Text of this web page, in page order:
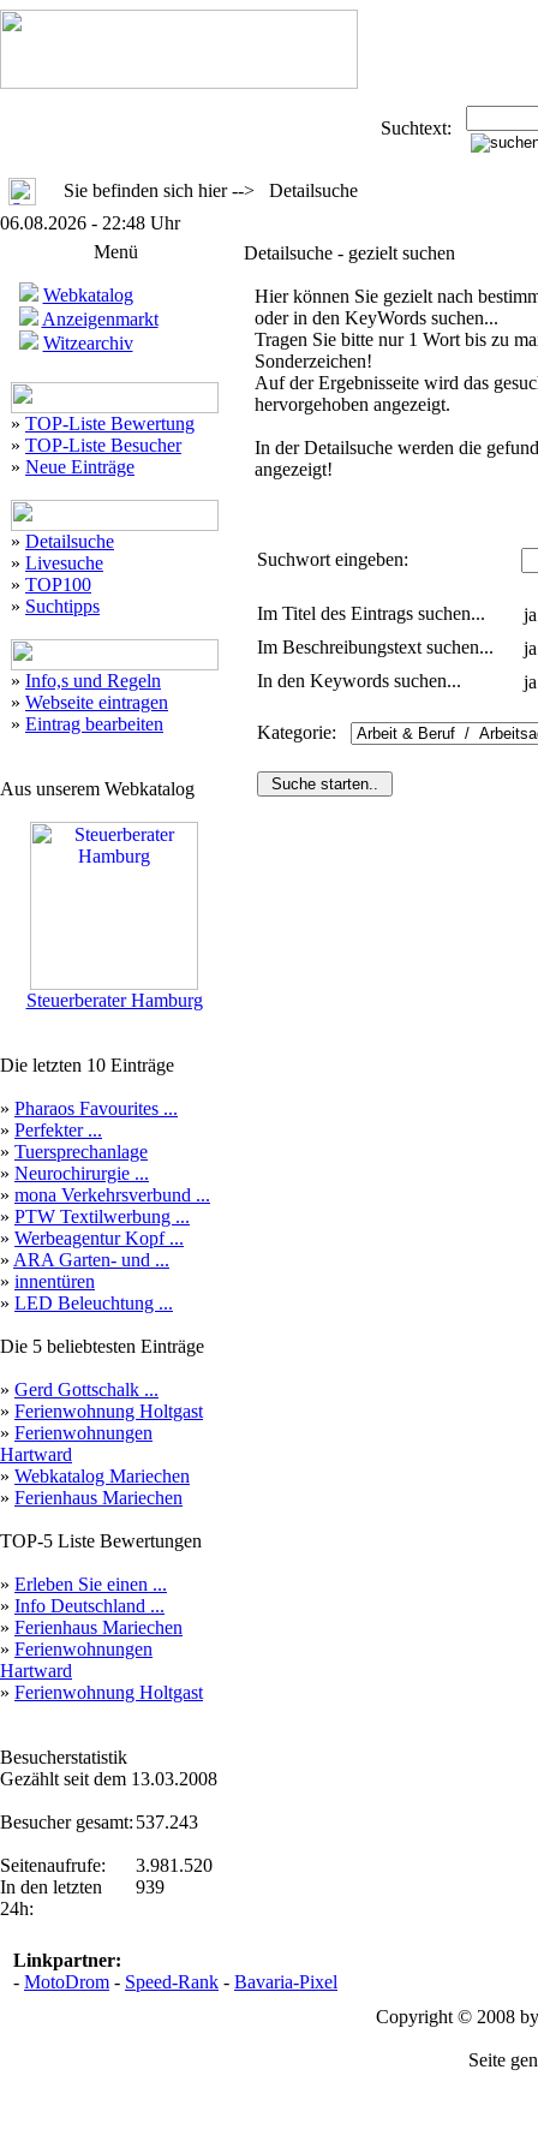
Suchtext:
Sie befinden sich hier --> Detailsuche
06.08.2026 - 22:48 Uhr
Menü
Webkatalog
Anzeigenmarkt
Witzearchiv
» TOP-Liste Bewertung
» TOP-Liste Besucher
» Neue Einträge
» Detailsuche
» Livesuche
» TOP100
» Suchtipps
» Info,s und Regeln
» Webseite eintragen
» Eintrag bearbeiten
Aus unserem Webkatalog
Steuerberater Hamburg
Die letzten 10 Einträge
» Pharaos Favourites ...
» Perfekter ...
» Tuersprechanlage
» Neurochirurgie ...
» mona Verkehrsverbund ...
» PTW Textilwerbung ...
» Werbeagentur Kopf ...
» ARA Garten- und ...
» innentüren
» LED Beleuchtung ...
Die 5 beliebtesten Einträge
» Gerd Gottschalk ...
» Ferienwohnung Holtgast
» Ferienwohnungen
Hartward
» Webkatalog Mariechen
» Ferienhaus Mariechen
TOP-5 Liste Bewertungen
» Erleben Sie einen ...
» Info Deutschland ...
» Ferienhaus Mariechen
» Ferienwohnungen
Hartward
» Ferienwohnung Holtgast
Besucherstatistik
Gezählt seit dem 13.03.2008
Besucher gesamt:
Seitenaufrufe:
In den letzten
24h:
537.243
3.981.520
939
Detailsuche - gezielt suchen
Hier können Sie gezielt nach
oder in den KeyWords suchen...
Tragen Sie bitte nur 1 Wort bis zu
Sonderzeichen!
Auf der Ergebnisseite wird das
hervorgehoben angezeigt.
In der Detailsuche werden die
angezeigt!
Suchwort eingeben:
Im Titel des Eintrags suchen...
ja
Im Beschreibungstext suchen...
ja
In den Keywords suchen...
ja
Kategorie:
Linkpartner:
- MotoDrom - Speed-Rank - Bavaria-Pixel
Copyright © 2008
Seite